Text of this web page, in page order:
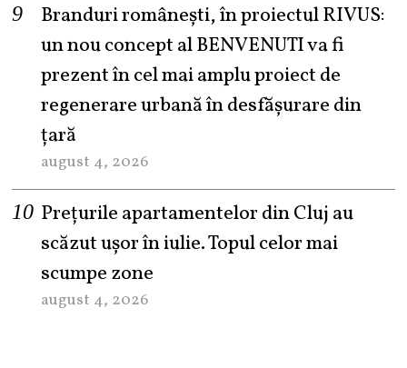
Branduri românești, în proiectul RIVUS:
un nou concept al BENVENUTI va fi
prezent în cel mai amplu proiect de
regenerare urbană în desfășurare din
țară
august 4, 2026
Prețurile apartamentelor din Cluj au
scăzut ușor în iulie. Topul celor mai
scumpe zone
august 4, 2026